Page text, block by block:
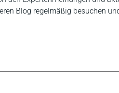
Blog regelmäßig besuchen